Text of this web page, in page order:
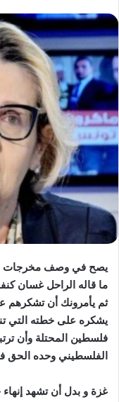
يصح في وصف مخرجات
ما قاله الراحل غسان
ثم يأمرونك أن تشكرهم
يشكره على خطته التي
فلسطين المحتلة وأن
الفلسطيني وحده الحق
غزة و بدل أن تشهد